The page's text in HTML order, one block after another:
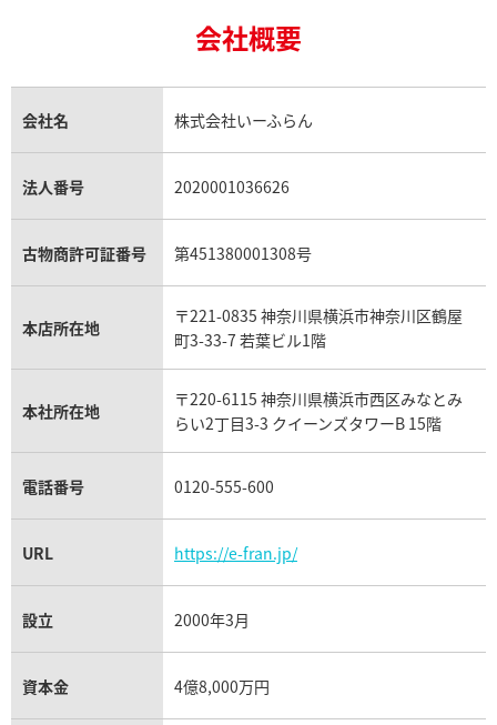
金貨買取
貴金属買取
銀・シルバー買取
パラジウム買取
トパーズ買取
タンザナイト買取
キャッツアイ買取
アクアマリン買取
ロレックス エクスプローラー買取
ロレックス デイトジャスト買取
パテック フィリップノーチラス買取
ヴァシュロン・コンスタンタン買取
オメガ買取
カルティエ買取
フランク ミュラー買取
リシャール・ミル買取
パネライ買取
チューダー（チュードル）買取
シャネル マトラッセ買取
セリーヌ買取
プラダ買取
ヴァンクリーフ＆アーペル買取
ショーメ買取
ダミアーニ買取
モーブッサン買取
会社概要
会社名 株式会社いーふらん
法人番号 2020001036626
古物商許可証番号 第451380001308号
本店所在地
〒221-0835 神奈川県横浜市神奈川区鶴屋
町3-33-7 若葉ビル1階
本社所在地
〒220-6115 神奈川県横浜市西区みなとみ
らい2丁目3-3 クイーンズタワーB 15階
電話番号 0120-555-600
URL https://e-fran.jp/
設立 2000年3月
資本金 4億8,000万円